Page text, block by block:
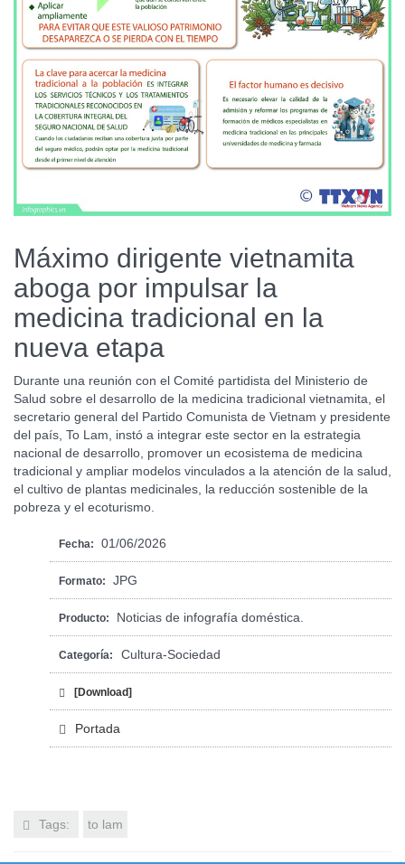
Máximo dirigente vietnamita
aboga por impulsar la
medicina tradicional en la
nueva etapa
Durante una reunión con el Comité partidista del Ministerio de
Salud sobre el desarrollo de la medicina tradicional vietnamita, el
secretario general del Partido Comunista de Vietnam y presidente
del país, To Lam, instó a integrar este sector en la estrategia
nacional de desarrollo, promover un ecosistema de medicina
tradicional y ampliar modelos vinculados a la atención de la salud,
el cultivo de plantas medicinales, la reducción sostenible de la
pobreza y el ecoturismo.
Fecha: 01/06/2026
Formato: JPG
Producto: Noticias de infografía doméstica.
Categoría: Cultura-Sociedad
[Download]
Portada
Tags: to lam